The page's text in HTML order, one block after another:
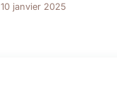
10 janvier 2025